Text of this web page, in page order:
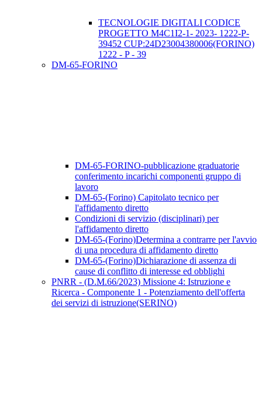
TECNOLOGIE DIGITALI CODICE
PROGETTO M4C1I2-1- 2023- 1222-P-
39452 CUP:24D23004380006(FORINO)
1222 - P - 39
DM-65-FORINO
DM-65-FORINO-pubblicazione graduatorie
conferimento incarichi componenti gruppo di
lavoro
DM-65-(Forino) Capitolato tecnico per
l'affidamento diretto
Condizioni di servizio (disciplinari) per
l'affidamento diretto
DM-65-(Forino)Determina a contrarre per l'avvio
di una procedura di affidamento diretto
DM-65-(Forino)Dichiarazione di assenza di
cause di conflitto di interesse ed obblighi
PNRR - (D.M.66/2023) Missione 4: Istruzione e
Ricerca - Componente 1 - Potenziamento dell'offerta
dei servizi di istruzione(SERINO)